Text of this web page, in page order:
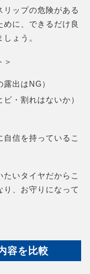
リップの危険がある
に、できるだけ良
ょう。
＞
出はNG）
・割れはないか）
信を持っているこ
いタイヤだからこ
り、お守りになって
容を比較